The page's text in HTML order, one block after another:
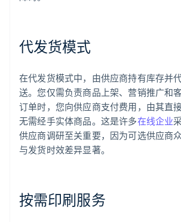
代发货模式
在代发货模式中，由供应商持有库存并
送。您仅需负责商品上架、营销推广和
订单时，您向供应商支付费用，由其直
无需经手实体商品。这是许多在线企业
供应商调研至关重要，因为可选供应商
与发货时效差异显著。
按需印刷服务